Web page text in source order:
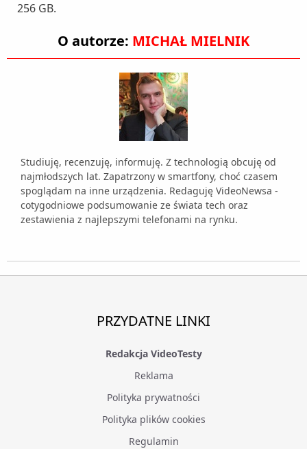
256 GB.
O autorze: MICHAŁ MIELNIK
Studiuję, recenzuję, informuję. Z technologią obcuję od
najmłodszych lat. Zapatrzony w smartfony, choć czasem
spoglądam na inne urządzenia. Redaguję VideoNewsa -
cotygodniowe podsumowanie ze świata tech oraz
zestawienia z najlepszymi telefonami na rynku.
PRZYDATNE LINKI
Redakcja VideoTesty
Reklama
Polityka prywatności
Polityka plików cookies
Regulamin